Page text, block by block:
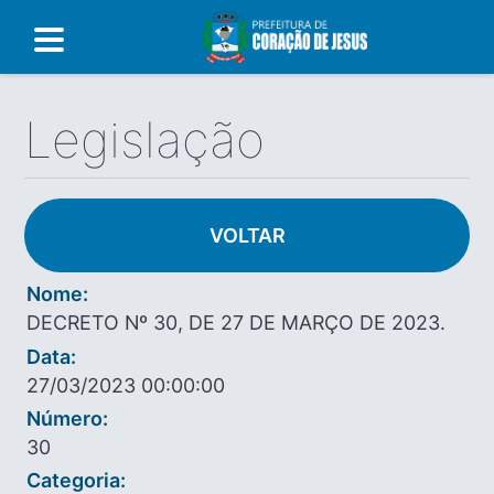
Legislação
VOLTAR
Nome:
DECRETO Nº 30, DE 27 DE MARÇO DE 2023.
Data:
27/03/2023 00:00:00
Número:
30
Categoria: